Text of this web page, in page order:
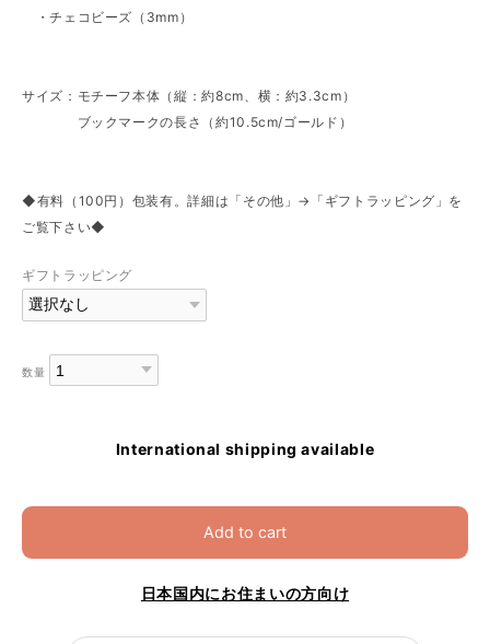
・チェコビーズ（3mm）
サイズ：モチーフ本体（縦：約8cm、横：約3.3cm）
ブックマークの長さ（約10.5cm/ゴールド）
◆有料（100円）包装有。詳細は「その他」→「ギフトラッピング」を
ご覧下さい◆
ギフトラッピング
数量
International shipping available
Add to cart
日本国内にお住まいの方向け